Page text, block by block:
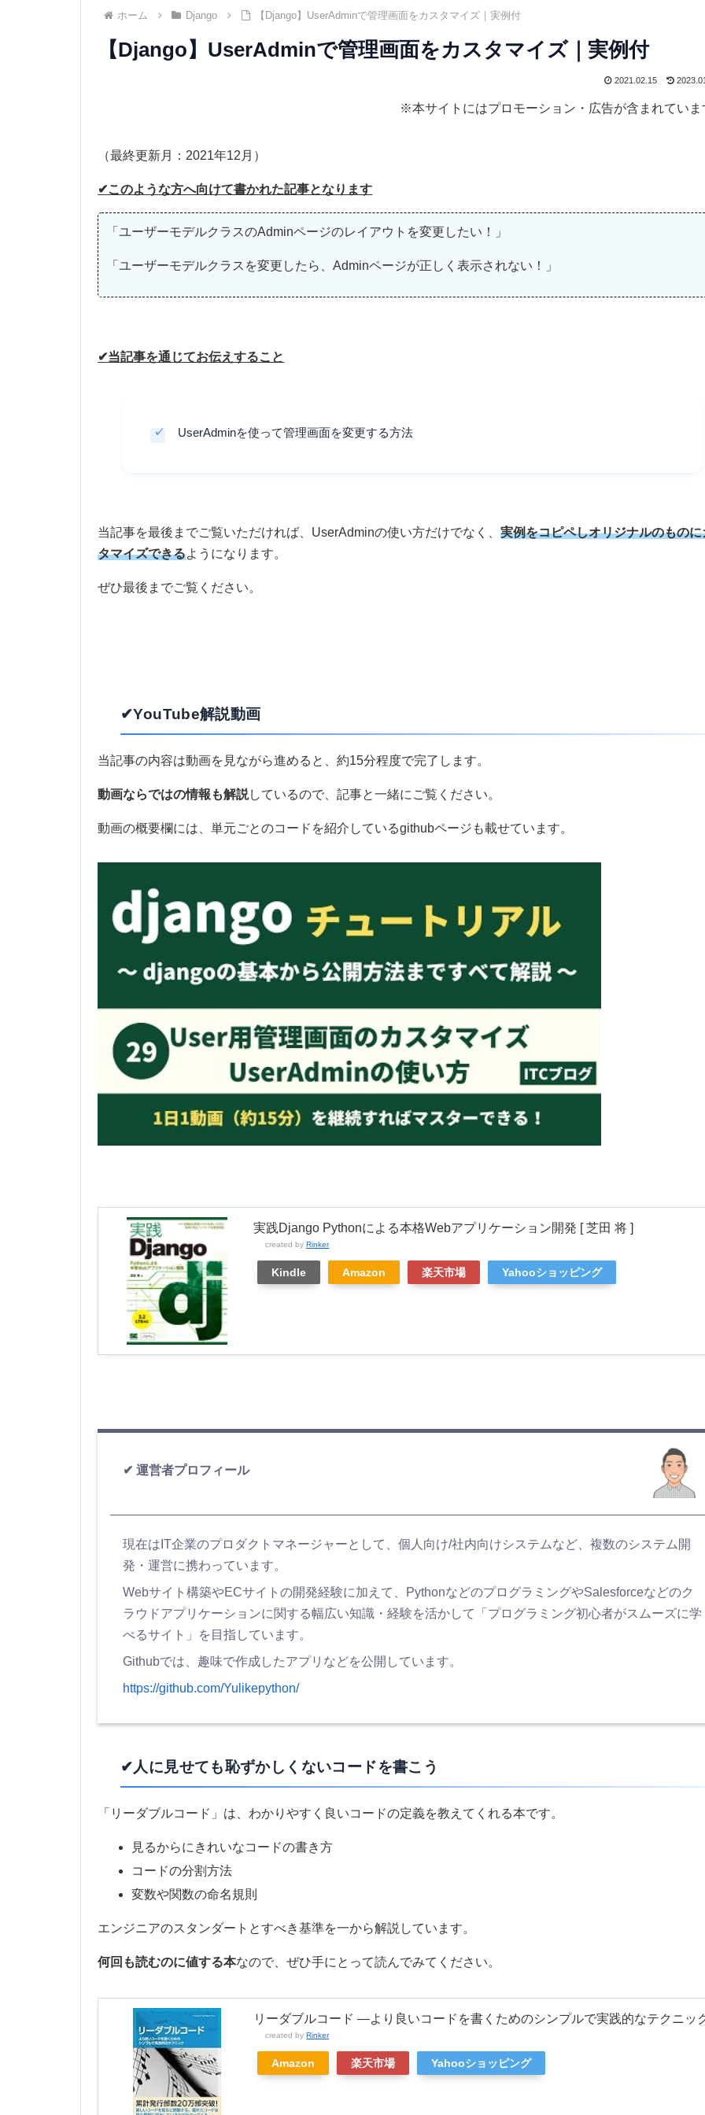
ホーム Django 【Django】UserAdminで管理画面をカスタマイズ｜実例付
【Django】UserAdminで管理画面をカスタマイズ｜実例付
2021.02.15
※本サイトにはプロモーション・広告が含まれていま
（最終更新月：2021年12月）
✔このような方へ向けて書かれた記事となります
「ユーザーモデルクラスのAdminページのレイアウトを変更したい！」
「ユーザーモデルクラスを変更したら、Adminページが正しく表示されない！」
✔当記事を通じてお伝えすること
UserAdminを使って管理画面を変更する方法
当記事を最後までご覧いただければ、UserAdminの使い方だけでなく、実例をコピペしオリジナルのものに
タマイズできるようになります。
ぜひ最後までご覧ください。
✔YouTube解説動画
当記事の内容は動画を見ながら進めると、約15分程度で完了します。
動画ならではの情報も解説しているので、記事と一緒にご覧ください。
動画の概要欄には、単元ごとのコードを紹介しているgithubページも載せています。
実践Django Pythonによる本格Webアプリケーション開発 [ 芝田 将 ]
created byRinker
Kindle Amazon 楽天市場 Yahooショッピング
運営者プロフィール
現在はIT企業のプロダクトマネージャーとして、個人向け/社内向けシステムなど、複数のシステム開
発・運営に携わっています。
Webサイト構築やECサイトの開発経験に加えて、PythonなどのプログラミングやSalesforceなどのク
ラウドアプリケーションに関する幅広い知識・経験を活かして「プログラミング初心者がスムーズに学
べるサイト」を目指しています。
Githubでは、趣味で作成したアプリなどを公開しています。
https://github.com/Yulikepython/
✔人に見せても恥ずかしくないコードを書こう
「リーダブルコード」は、わかりやすく良いコードの定義を教えてくれる本です。
見るからにきれいなコードの書き方
コードの分割方法
変数や関数の命名規則
エンジニアのスタンダートとすべき基準を一から解説しています。
何回も読むのに値する本なので、ぜひ手にとって読んでみてください。
リーダブルコード ―より良いコードを書くためのシンプルで実践的なテクニッ
created byRinker
Amazon 楽天市場 Yahooショッピング